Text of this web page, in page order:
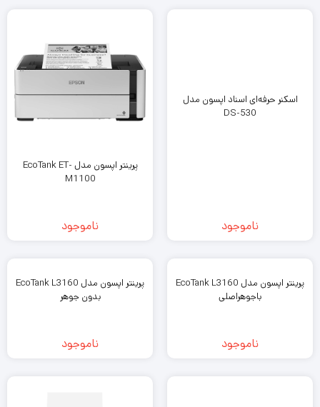
اسکنر حرفه‌ای اسناد اپسون مدل
DS-530
ناموجود
پرینتر اپسون مدل EcoTank ET-
M1100
ناموجود
پرینتر اپسون مدل EcoTank L3160
باجوهراصلی
ناموجود
پرینتر اپسون مدل EcoTank L3160
بدون جوهر
ناموجود